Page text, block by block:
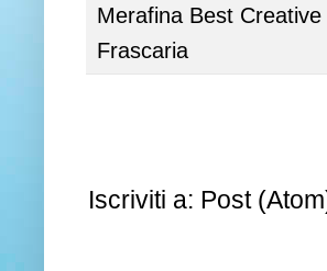
Merafina Best
Frascaria
Iscriviti a: Post